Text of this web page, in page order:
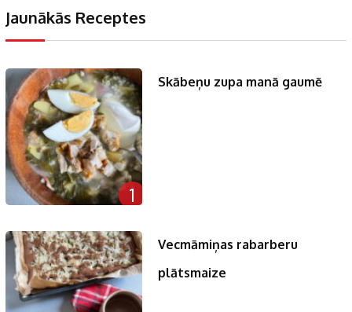
Jaunākās Receptes
1
Skābeņu zupa manā gaumē
Vecmāmiņas rabarberu
plātsmaize